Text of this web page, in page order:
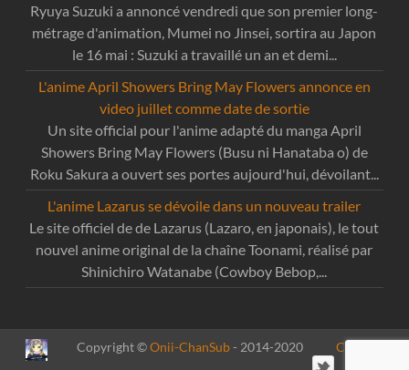
Ryuya Suzuki a annoncé vendredi que son premier long-
métrage d'animation, Mumei no Jinsei, sortira au Japon
le 16 mai : Suzuki a travaillé un an et demi...
L'anime April Showers Bring May Flowers annonce en
video juillet comme date de sortie
Un site official pour l'anime adapté du manga April
Showers Bring May Flowers (Busu ni Hanataba o) de
Roku Sakura a ouvert ses portes aujourd'hui, dévoilant...
L'anime Lazarus se dévoile dans un nouveau trailer
Le site officiel de de Lazarus (Lazaro, en japonais), le tout
nouvel anime original de la chaîne Toonami, réalisé par
Shinichiro Watanabe (Cowboy Bebop,...
Copyright ©Onii-ChanSub- 2014-2020 Contact